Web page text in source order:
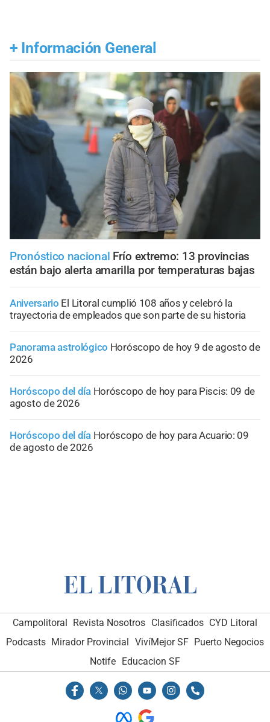
+ Información General
Pronóstico nacional Frío extremo: 13 provincias
están bajo alerta amarilla por temperaturas bajas
Aniversario El Litoral cumplió 108 años y celebró la
trayectoria de empleados que son parte de su historia
Panorama astrológico Horóscopo de hoy 9 de agosto de
2026
Horóscopo del día Horóscopo de hoy para Piscis: 09 de
agosto de 2026
Horóscopo del día Horóscopo de hoy para Acuario: 09
de agosto de 2026
Campolitoral Revista Nosotros Clasificados CYD Litoral
Podcasts Mirador Provincial VivíMejor SF Puerto Negocios
Notife Educacion SF